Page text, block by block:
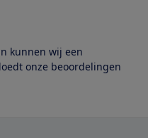
kunnen wij een
onze beoordelingen